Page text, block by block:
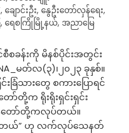
, ချောင်းဦး, နွေဦးတော်လှန်ရေး,
, ရေစကြိုမြို့နယ်, အညာမြေ
ခန်းကို မိနစ်ပိုင်းအတွင်း
မတ်လ(၃)၊၂၀၂၃ ခုနှစ်။
ြံသားတွေ စကားပြောရင်
တို့က ရိုးရိုးရှင်းရှင်း
န်တော်တို့ကလုပ်တယ်။
ယ်” ဟု လက်လုပ်သေနတ်